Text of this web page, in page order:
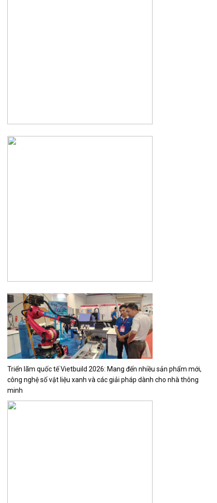
Triển lãm quốc tế Vietbuild 2026: Mang đến nhiều sản phẩm mới,
công nghệ số vật liệu xanh và các giải pháp dành cho nhà thông
minh